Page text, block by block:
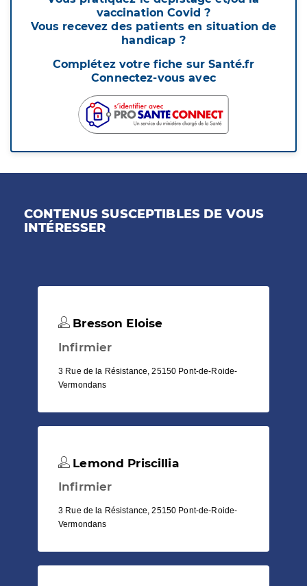
vaccination Covid ?
Vous recevez des patients en situation de
handicap ?
Complétez votre fiche sur Santé.fr
Connectez-vous avec
CONTENUS SUSCEPTIBLES DE VOUS
INTÉRESSER
Bresson Eloise
Infirmier
3 Rue de la Résistance, 25150 Pont-de-Roide-
Vermondans
Lemond Priscillia
Infirmier
3 Rue de la Résistance, 25150 Pont-de-Roide-
Vermondans